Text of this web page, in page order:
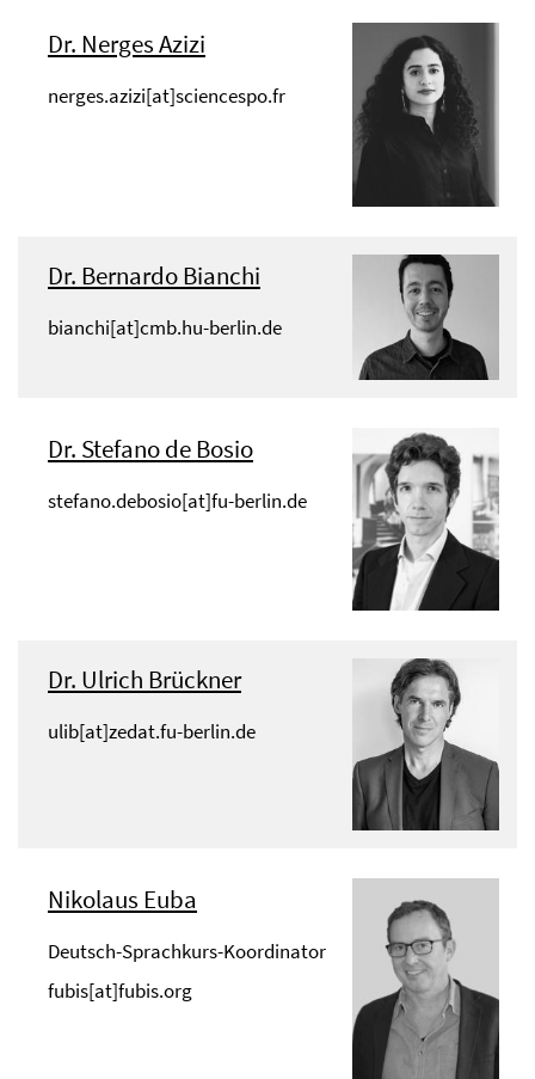
Dr. Nerges Azizi
nerges.azizi[at]sciencespo.fr
Dr. Bernardo Bianchi
bianchi[at]cmb.hu-berlin.de
Dr. Stefano de Bosio
stefano.debosio[at]fu-berlin.de
Dr. Ulrich Brückner
ulib[at]zedat.fu-berlin.de
Nikolaus Euba
Deutsch-Sprachkurs-Koordinator
fubis[at]fubis.org